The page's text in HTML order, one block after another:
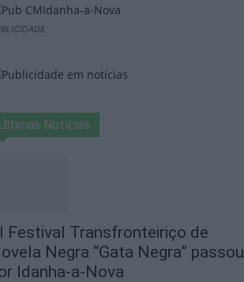
Últimas Notícias
Festival Transfronteiriço de
Negra “Gata Negra” passou
Idanha-a-Nova